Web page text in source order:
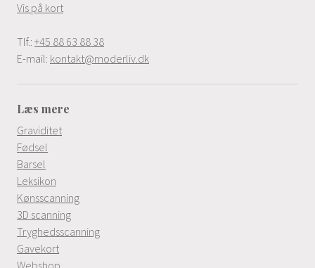
Vis på kort
Tlf.: +45 88 63 88 38
E-mail: kontakt@moderliv.dk
Læs mere
Graviditet
Fødsel
Barsel
Leksikon
Kønsscanning
3D scanning
Tryghedsscanning
Gavekort
Webshop